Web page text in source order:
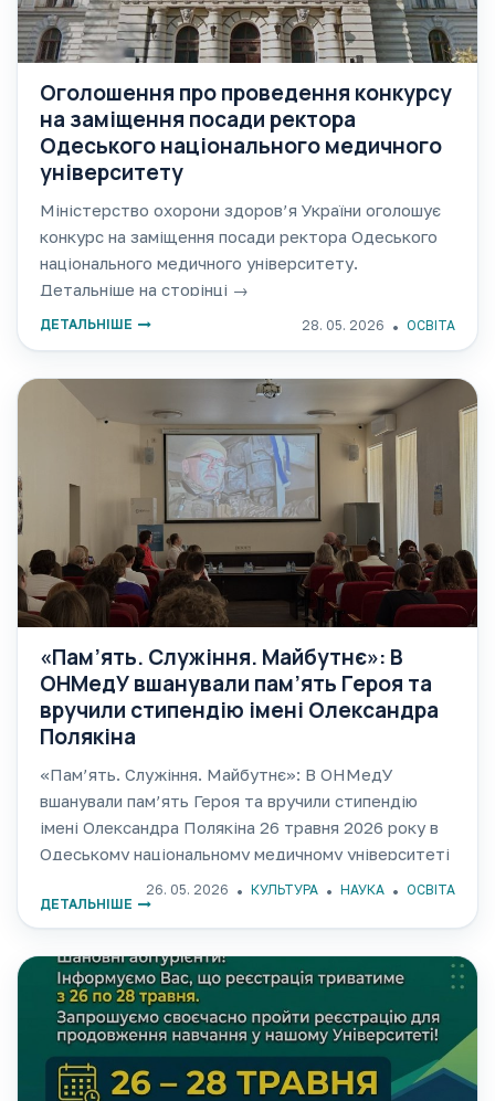
Оголошення про проведення конкурсу
на заміщення посади ректора
Одеського національного медичного
університету
Міністерство охорони здоров’я України оголошує
конкурс на заміщення посади ректора Одеського
національного медичного університету.
Детальніше на сторінці →
28. 05. 2026 ОСВІТА
ДЕТАЛЬНІШЕ
«Пам’ять. Служіння. Майбутнє»: В
ОНМедУ вшанували пам’ять Героя та
вручили стипендію імені Олександра
Полякіна
«Пам’ять. Служіння. Майбутнє»: В ОНМедУ
вшанували пам’ять Героя та вручили стипендію
імені Олександра Полякіна 26 травня 2026 року в
Одеському національному медичному університеті
відбувся урочистий захід, присвячений вшануванню
пам’яті випускника університету, лікаря-хірурга та
захисника України Олександра Полякіна, а також
вручення
26. 05. 2026 КУЛЬТУРА НАУКА
ОСВІТА
ДЕТАЛЬНІШЕ